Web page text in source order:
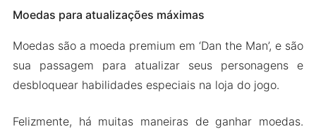
Moedas para atualizações máximas
Moedas são a moeda premium em ‘Dan the Man’, e são
sua passagem para atualizar seus personagens e
desbloquear habilidades especiais na loja do jogo.
Felizmente, há muitas maneiras de ganhar moedas.